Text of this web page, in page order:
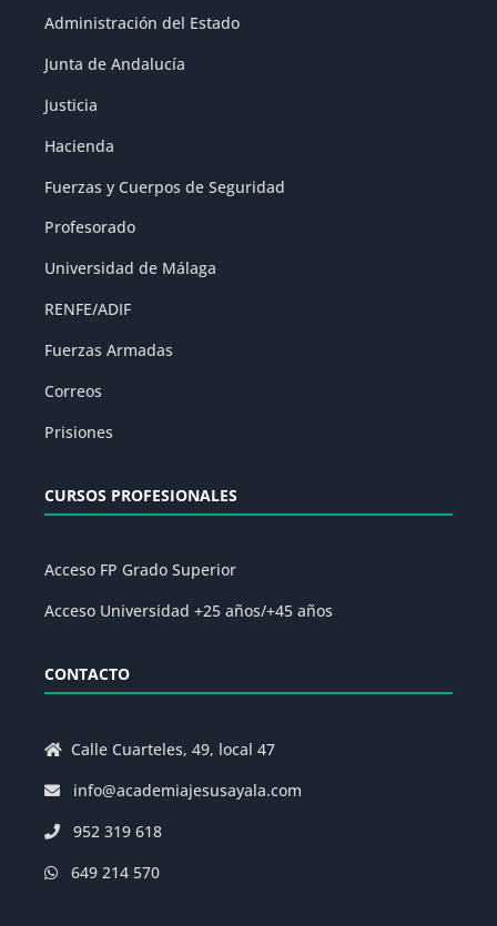
Administración del Estado
Junta de Andalucía
Justicia
Hacienda
Fuerzas y Cuerpos de Seguridad
Profesorado
Universidad de Málaga
RENFE/ADIF
Fuerzas Armadas
Correos
Prisiones
CURSOS PROFESIONALES
Acceso FP Grado Superior
Acceso Universidad +25 años/+45 años
CONTACTO
Calle Cuarteles, 49, local 47
info@academiajesusayala.com
952 319 618
649 214 570